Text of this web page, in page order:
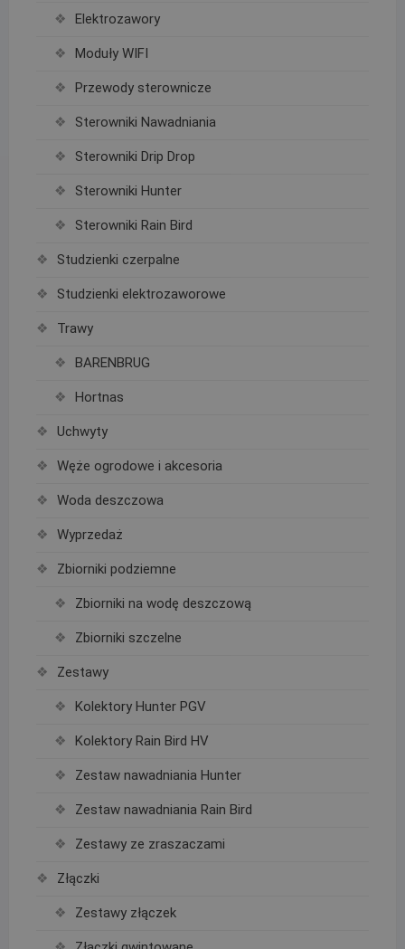
Elektrozawory
Moduły WIFI
Przewody sterownicze
Sterowniki Nawadniania
Sterowniki Drip Drop
Sterowniki Hunter
Sterowniki Rain Bird
Studzienki czerpalne
Studzienki elektrozaworowe
Trawy
BARENBRUG
Hortnas
Uchwyty
Węże ogrodowe i akcesoria
Woda deszczowa
Wyprzedaż
Zbiorniki podziemne
Zbiorniki na wodę deszczową
Zbiorniki szczelne
Zestawy
Kolektory Hunter PGV
Kolektory Rain Bird HV
Zestaw nawadniania Hunter
Zestaw nawadniania Rain Bird
Zestawy ze zraszaczami
Złączki
Zestawy złączek